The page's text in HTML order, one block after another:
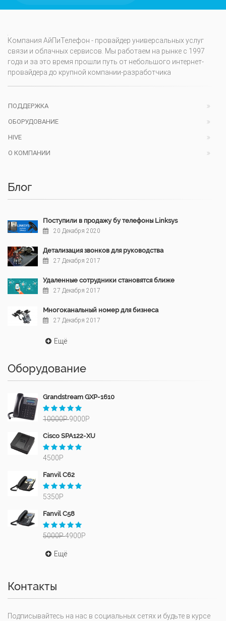
Компания АйПиТелефон - провайдер универсальных услуг
связи и облачных сервисов. Мы работаем на рынке с 1997
года и за это время прошли путь от небольшого интернет-
провайдера до крупной компании-разработчика
ПОДДЕРЖКА
ОБОРУДОВАНИЕ
HIVE
О КОМПАНИИ
Блог
Поступили в продажу бу телефоны Linksys
20 Декабря 2020
Детализация звонков для руководства
27 Декабря 2017
Удаленные сотрудники становятся ближе
27 Декабря 2017
Многоканальный номер для бизнеса
27 Декабря 2017
Ещё
Оборудование
Grandstream GXP-1610
10000Р9000Р
Cisco SPA122-XU
4500Р
Fanvil C62
5350Р
Fanvil C58
5000Р4900Р
Ещё
Контакты
Подписывайтесь на нас в социальных сетях и будьте в курсе